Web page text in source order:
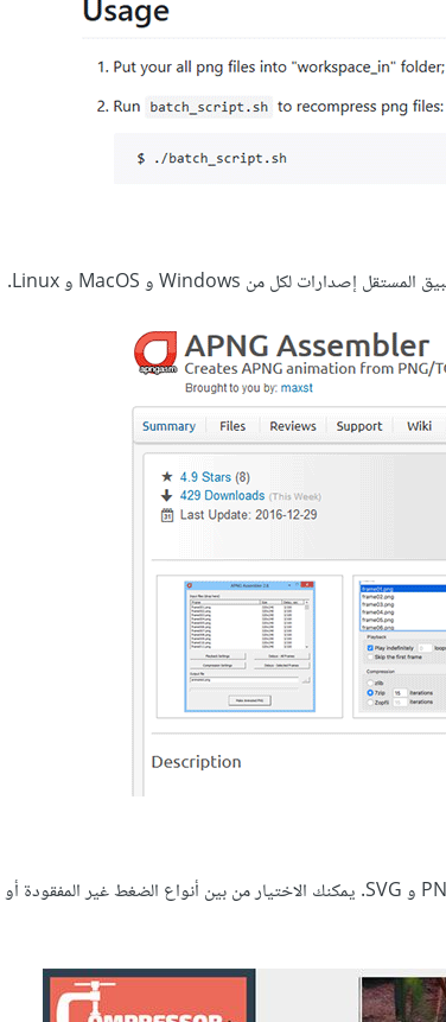
هي خدمة مجانية عبر الإنترنت تعمل على تحسين ملفات GIF و JPG و PNG و SVG. يمكنك الاختيار من بين أنواع الضغط غير المفقودة أو